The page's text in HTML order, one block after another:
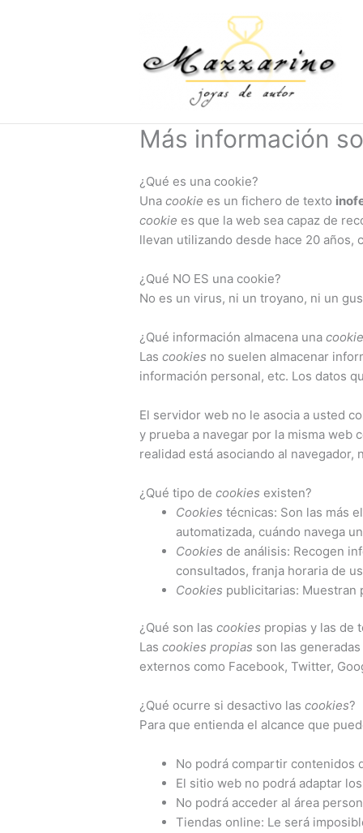
Más información
¿Qué es una cookie?
Una cookie es un fichero de texto
cookie es que la web sea capaz de
llevan utilizando desde hace 20 años,
¿Qué NO ES una cookie?
No es un virus, ni un troyano, ni un
¿Qué información almacena una cookie
Las cookies no suelen almacenar
información personal, etc. Los datos
El servidor web no le asocia a usted
y prueba a navegar por la misma web
realidad está asociando al navegador,
¿Qué tipo de cookies existen?
Cookies técnicas: Son las más
automatizada, cuándo navega
Cookies de análisis: Recogen
consultados, franja horaria de
Cookies publicitarias: Muestran
¿Qué son las cookies propias y las de
Las cookies propias son las
externos como Facebook, Twitter,
¿Qué ocurre si desactivo las cookies?
Para que entienda el alcance que
No podrá compartir contenidos
El sitio web no podrá adaptar
No podrá acceder al área
Tiendas online: Le será